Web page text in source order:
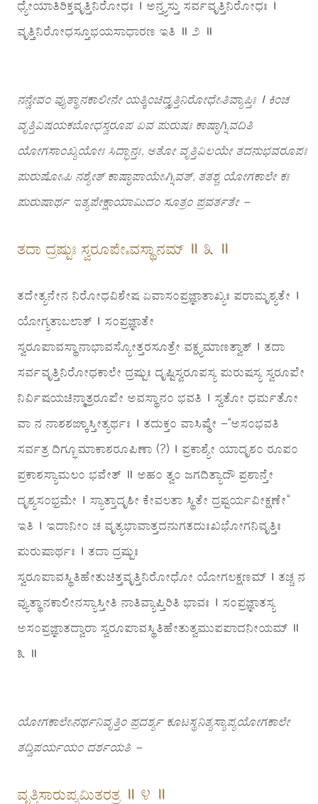
ಧ್ಯೇಯಾತಿರಿಕ್ತವೃತ್ತಿನಿರೋಧಃ । ಅನ್ತ್ಯಸ್ತು ಸರ್ವವೃತ್ತಿನಿರೋಧಃ ।
ವೃತ್ತಿನಿರೋಧಸ್ತೂಭಯಸಾಧಾರಣ ಇತಿ ॥ ೨ ॥
ನನ್ವೇವಂ ವ್ಯುತ್ಥಾನಕಾಲೀನೇ ಯತ್ಕಿಂಚಿದ್ವೃತ್ತಿನಿರೋಧೇಽತಿವ್ಯಾಪ್ತಿಃ । ಕಿಂಚ
ವೃತ್ತಿವಿಷಯಕಬೋಧಸ್ವರೂಪ ಏವ ಪುರುಷಃ ಕಾಷ್ಠಾಗ್ನಿವದಿತಿ
ಯೋಗಸಾಂಖ್ಯಯೋಃ ಸಿದ್ಧಾನ್ತಃ, ಅತೋ ವೃತ್ತಿವಿಲಯೇ ತದನುಭವರೂಪಃ
ಪುರುಷೋಽಪಿ ನಶ್ಯೇತ್ ಕಾಷ್ಠಾಪಾಯೇಽಗ್ನಿವತ್, ತತಶ್ಚ ಯೋಗಕಾಲೇ ಕಃ
ಪುರುಷಾರ್ಥ ಇತ್ಯಪೇಕ್ಷಾಯಾಮಿದಂ ಸೂತ್ರಂ ಪ್ರವರ್ತತೇ –
ತದಾ ದ್ರಷ್ಟುಃ ಸ್ವರೂಪೇಽವಸ್ಥಾನಮ್ ॥ ೩ ॥
ತದೇತ್ಯನೇನ ನಿರೋಧವಿಶೇಷ ಏವಾಸಂಪ್ರಜ್ಞಾತಾಖ್ಯಃ ಪರಾಮೃಶ್ಯತೇ ।
ಯೋಗ್ಯತಾಬಲಾತ್ । ಸಂಪ್ರಜ್ಞಾತೇ
ಸ್ವರೂಪಾವಸ್ಥಾನಾಭಾವಸ್ಯೋತ್ತರಸೂತ್ರೇ ವಕ್ಷ್ಯಮಾಣತ್ವಾತ್ । ತದಾ
ಸರ್ವವೃತ್ತಿನಿರೋಧಕಾಲೇ ದ್ರಷ್ಟುಃ ದೃಷ್ಟಿಸ್ವರೂಪಸ್ಯ ಪುರುಷಸ್ಯ ಸ್ವರೂಪೇ
ನಿರ್ವಿಷಯಚಿನ್ಮಾತ್ರರೂಪೇ ಅವಸ್ಥಾನಂ ಭವತಿ । ಸ್ವತೋ ಧರ್ಮತೋ
ವಾ ನ ನಾಶಶಙ್ಕಾಸ್ತೀತ್ಯರ್ಥಃ । ತದುಕ್ತಂ ವಾಸಿಷ್ಠೇ –“ಅಸಂಭವತಿ
ಸರ್ವತ್ರ ದಿಗ್ಭೂಮಾಕಾಶರೂಪಿಣಾ (?) । ಪ್ರಕಾಶ್ಯೇ ಯಾದೃಶಂ ರೂಪಂ
ಪ್ರಕಾಶಸ್ಯಾಮಲಂ ಭವೇತ್ ॥ ಅಹಂ ತ್ವಂ ಜಗದಿತ್ಯಾದೌ ಪ್ರಶಾನ್ತೇ
ದೃಶ್ಯಸಂಭ್ರಮೇ । ಸ್ಯಾತ್ತಾದೃಶೀ ಕೇವಲತಾ ಸ್ಥಿತೇ ದ್ರಷ್ಟರ್ಯವೀಕ್ಷಣೇ“
ಇತಿ । ಇದಾನೀಂ ಚ ವೃತ್ಯಭಾವಾತ್ತದನುಗತದುಃಖಭೋಗನಿವೃತ್ತಿಃ
ಪುರುಷಾರ್ಥಃ । ತದಾ ದ್ರಷ್ಟುಃ
ಸ್ವರೂಪಾವಸ್ಥಿತಿಹೇತುಚಿತ್ತವೃತ್ತಿನಿರೋಧೋ ಯೋಗಲಕ್ಷಣಮ್ । ತಚ್ಚ ನ
ವ್ಯುತ್ಥಾನಕಾಲೀನಸ್ಯಾಸ್ತೀತಿ ನಾತಿವ್ಯಾಪ್ತಿರಿತಿ ಭಾವಃ । ಸಂಪ್ರಜ್ಞಾತಸ್ಯ
ಅಸಂಪ್ರಜ್ಞಾತದ್ವಾರಾ ಸ್ವರೂಪಾವಸ್ಥಿತಿಹೇತುತ್ವಮುಪಪಾದನೀಯಮ್ ॥
೩ ॥
ಯೋಗಕಾಲೇಽನರ್ಥನಿವೃತ್ತಿಂ ಪ್ರದರ್ಶ್ಯ ಕೂಟಸ್ಥನಿತ್ಯಸ್ಯಾಪ್ಯಯೋಗಕಾಲೇ
ತದ್ವಿಪರ್ಯಯಂ ದರ್ಶಯತಿ –
ವೃತ್ತಿಸಾರುಪ್ಯಮಿತರತ್ರ ॥ ೪ ॥